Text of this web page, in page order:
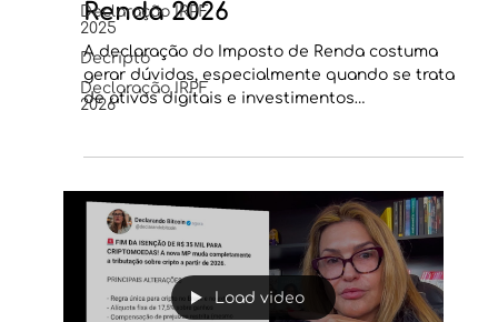
Declaração IRPF
2025
Decripto
Declaração IRPF
2026
Renda 2026
A declaração do Imposto de Renda costuma
gerar dúvidas, especialmente quando se trata
de ativos digitais e investimentos
informar e compensar prejuízos obtidos com
criptomoedas no exterior.
Load video